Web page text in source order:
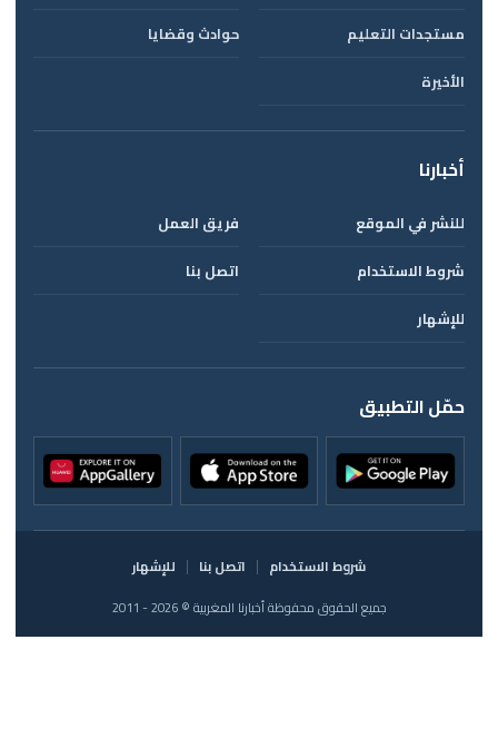
مستجدات التعليم
حوادث وقضايا
الأخيرة
أخبارنا
للنشر في الموقع
فريق العمل
شروط الاستخدام
اتصل بنا
للإشهار
حمّل التطبيق
شروط الاستخدام اتصل بنا
للإشهار
جميع الحقوق محفوظة أخبارنا المغربية © 2026 - 2011